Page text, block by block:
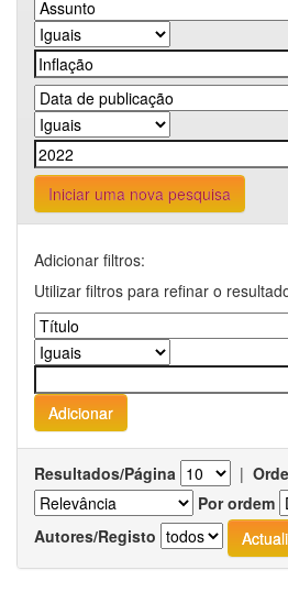
Iniciar uma nova pesquisa
Adicionar filtros:
Utilizar filtros para refinar o
Resultados/Página |
Por ordem
Autores/Registo